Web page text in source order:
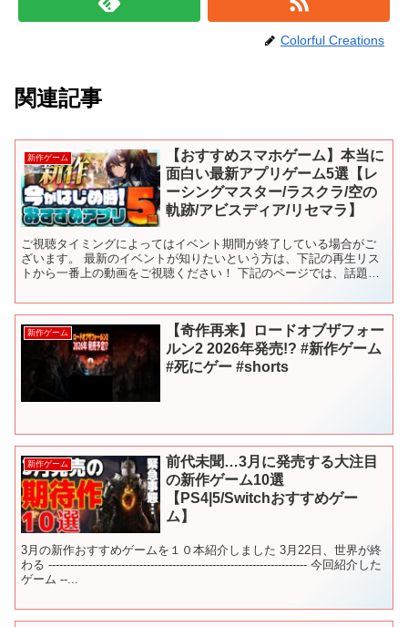
Colorful Creations
関連記事
新作ゲーム
【おすすめスマホゲーム】本当に
面白い最新アプリゲーム5選【レ
ーシングマスター/ラスクラ/空の
軌跡/アビスディア/リセマラ】
ご視聴タイミングによってはイベント期間が終了している場合がご
ざいます。 最新のイベントが知りたいという方は、下記の再生リス
トから一番上の動画をご視聴ください！ 下記のページでは、話題の
新作ゲーム
【奇作再来】ロードオブザフォー
ルン2 2026年発売!? #新作ゲーム
#死にゲー #shorts
新作ゲーム
前代未聞…3月に発売する大注目
の新作ゲーム10選
【PS4|5/Switchおすすめゲー
ム】
3月の新作おすすめゲームを１０本紹介しました 3月22日、世界が終
わる ----------------------------------------------------------------------- 今回紹介した
ゲーム --...